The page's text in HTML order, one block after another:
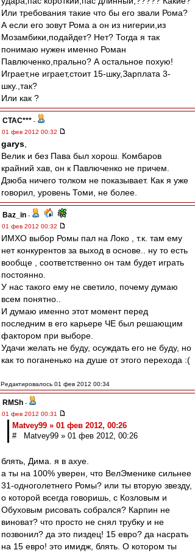
Или требования такие что бы его звали Рома?
А если его зовут Рома а он из нигерии,из
Мозамбики,подайдет? Нет? Тогда я так
понимаю нужен именно Роман
Павлюченко,прально? А остальное похую!
Играет,не играет,стоит 15-шку,Зарплата 3-
шку.,так?
Или как ?
CTAC*** -
01 фев 2012 00:32
garys
Велик и без Пава был хорош. Комбаров
крайний хав, он к Павлюченко не причем.
Дзюба ничего толком не показывает. Как я уже
говорил, уровень Томи, не более.
Baz_in -
01 фев 2012 00:32
ИМХО выбор Ромы пал на Локо , т.к. там ему
нет конкурентов за выход в основе.. ну то есть
вообще , соответственно он там будет играть
постоянно.
У нас такого ему не светило, почему думаю
всем понятно..
И думаю именно этот момент перед
последним в его карьере ЧЕ был решающим
фактором при выборе.
Удачи желать не буду, осуждать его не буду, но
как то поганенько на душе от этого перехода :(
Редактировалось 01 фев 2012 00:34
RMSh -
01 фев 2012 00:31
Matvey99 » 01 фев 2012, 00:26
# Matvey99 » 01 фев 2012, 00:26
блять, Дима. я в ахуе.
а ты на 100% уверен, что ВелЭменике сильнее
31-одноголетнего Ромы? или ты вторую звезду,
о которой всегда говоришь, с Козловым и
Обуховым рисовать собрался? Карпин не
виноват? что просто не снял трубку и не
позвонил? да это пиздец! 15 евро? да насрать
на 15 евро! это имидж, блять. О котором ты